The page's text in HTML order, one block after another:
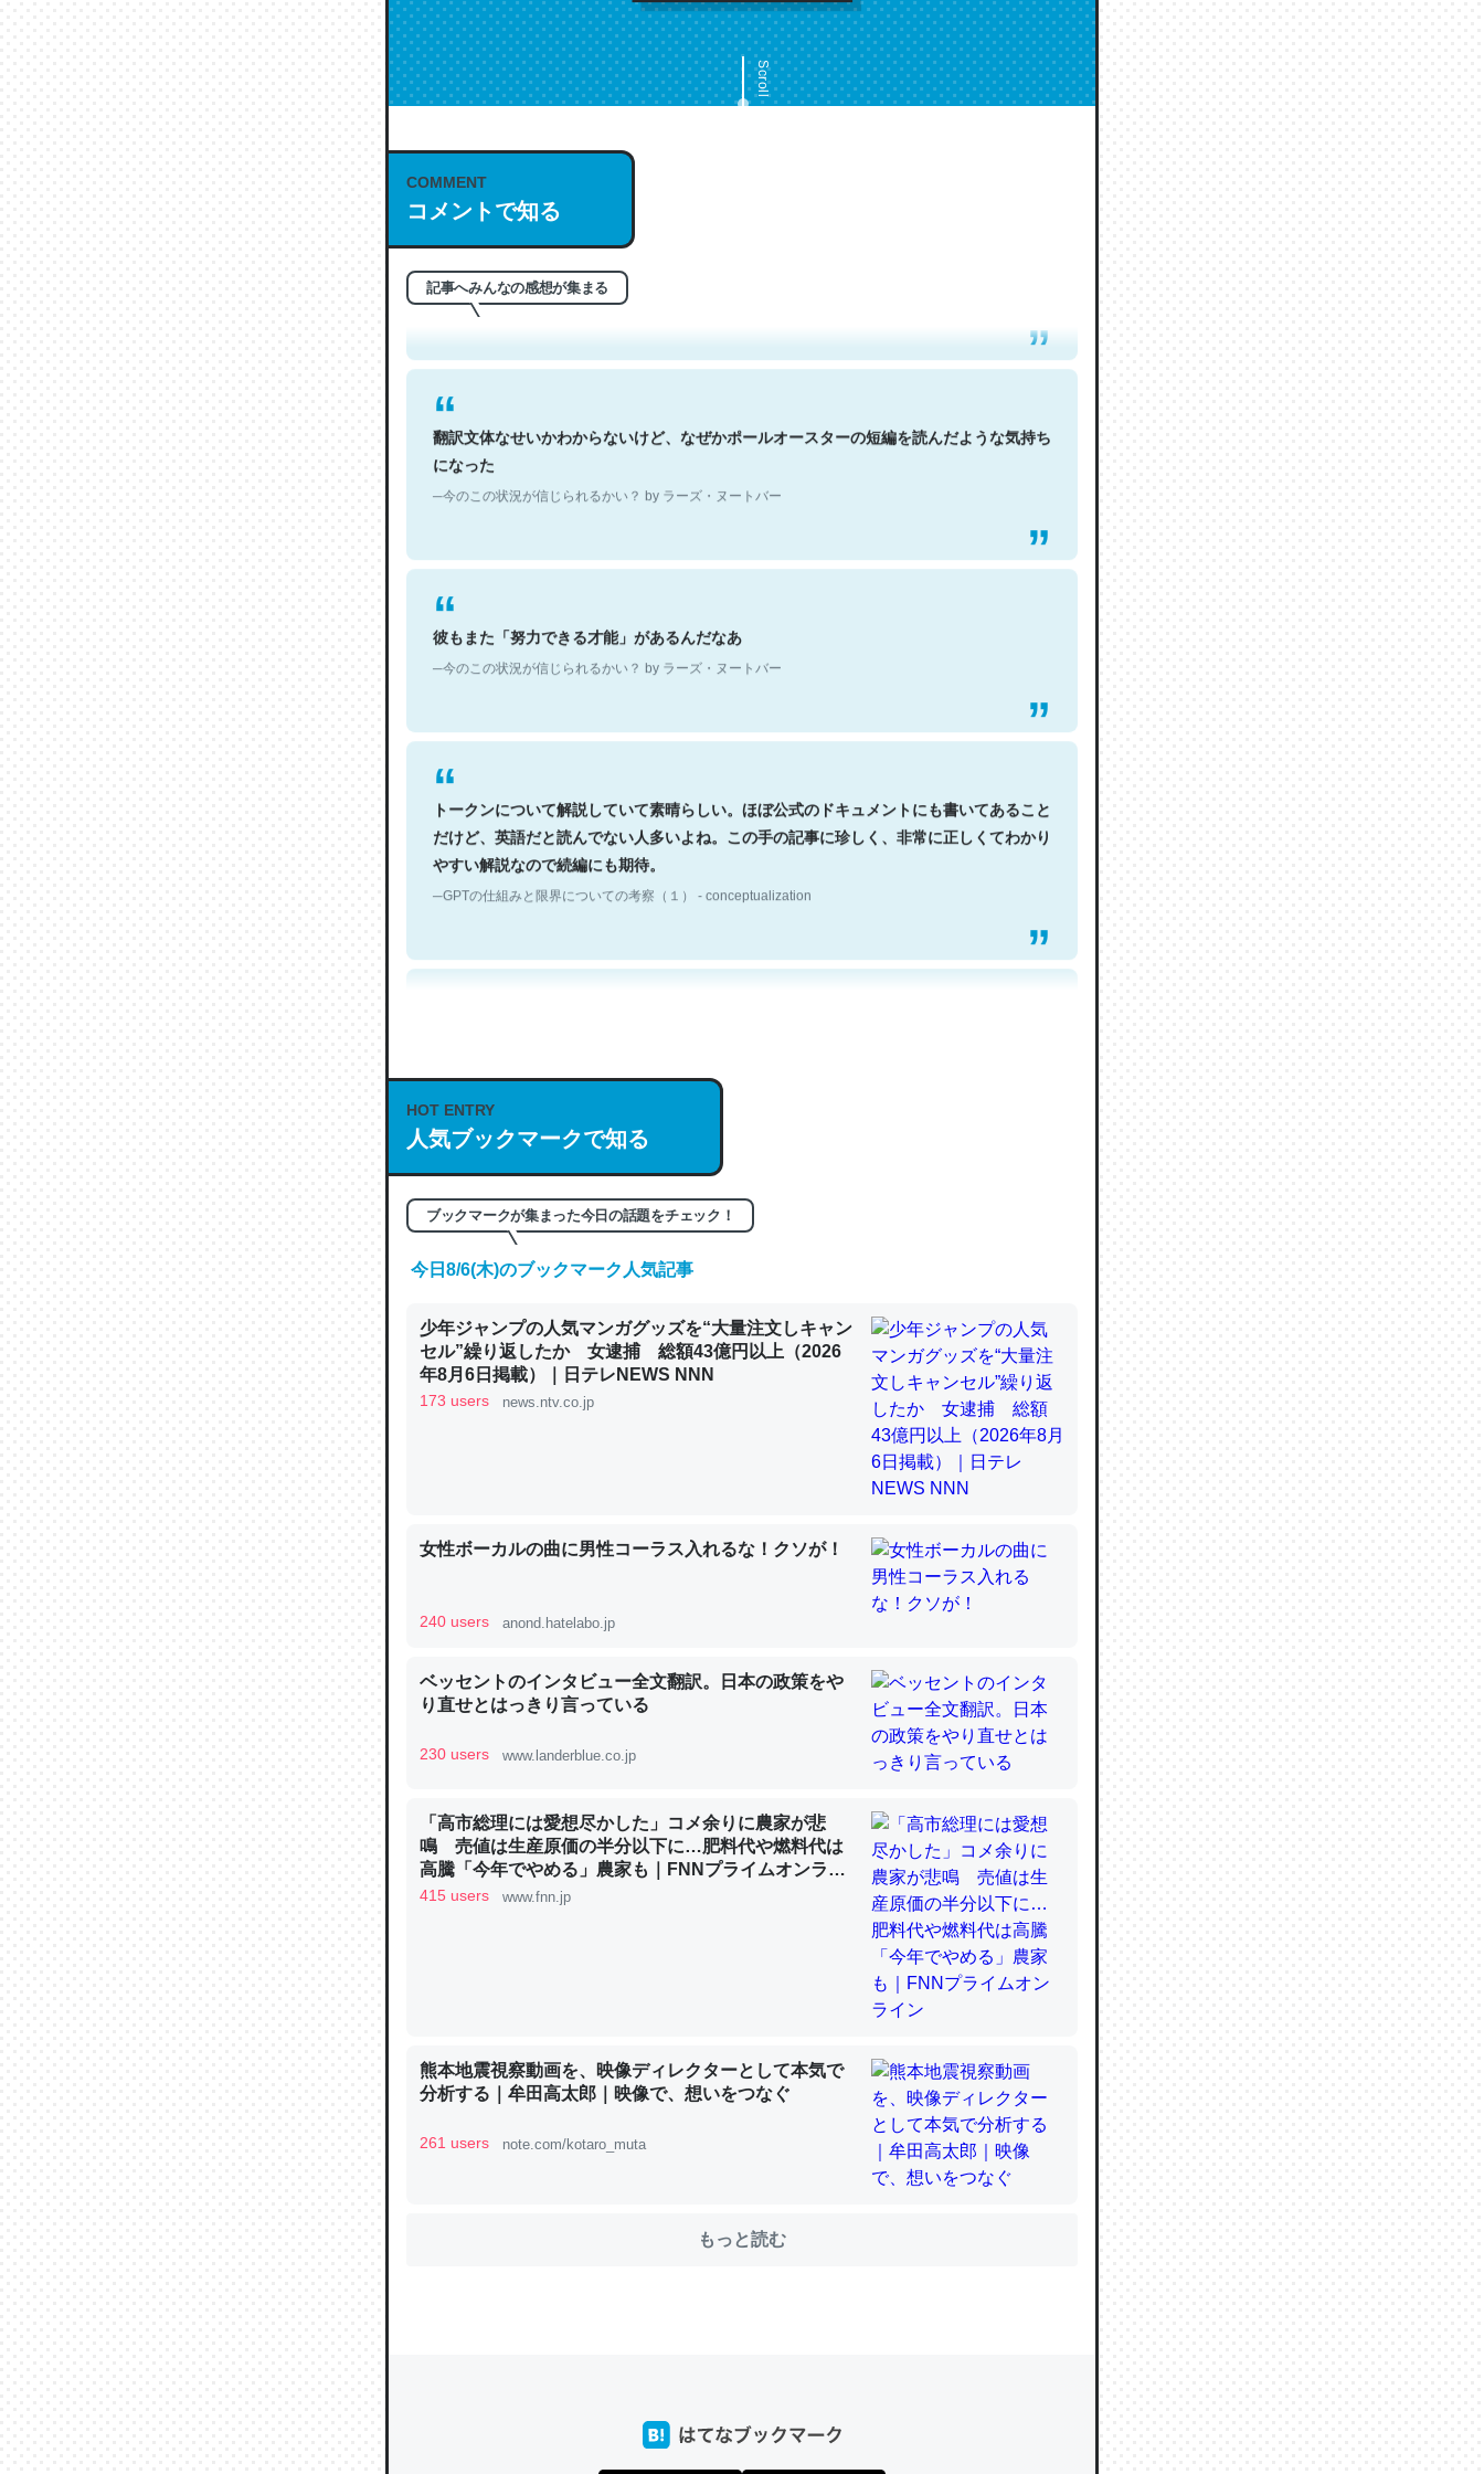
Scroll
COMMENT
コメントで知る
記事へみんなの感想が集まる
これは名文。彼はとてもクレバーなんだろうなと凄く思う。英語少しでも読める人は原文
もお勧め。自分はこの流れ好き。Let’s Fucking Go. Then Covid hit. Shit.
─今のこの状況が信じられるかい？ by ラーズ・ヌートバー
翻訳文体なせいかわからないけど、なぜかポールオースターの短編を読んだような気持ち
になった
─今のこの状況が信じられるかい？ by ラーズ・ヌートバー
彼もまた「努力できる才能」があるんだなあ
─今のこの状況が信じられるかい？ by ラーズ・ヌートバー
トークンについて解説していて素晴らしい。ほぼ公式のドキュメントにも書いてあること
だけど、英語だと読んでない人多いよね。この手の記事に珍しく、非常に正しくてわかり
やすい解説なので続編にも期待。
─GPTの仕組みと限界についての考察（１） - conceptualization
これは良記事。32768トークンだと英語小説100ページ分くらい。小説でいう「ずっと前
の伏線」は回収されないけど、短期記憶というには多い分量。進化すればするほど分かり
やすく強くなりそう
昆虫ってカルシウム少ないのか。知らんかった。調べたらコオロギのカルシウム分はエビ
は」とあって面白い。海にいる鋏角類（カブトガニ・ウミグモ）はカルシウムを使わずキ
チンを強化してる筈だが、酵素が違うのか？
─ニュース :: 【研究発表】昆虫学の大問題＝「昆虫はなぜ海にいないのか」に関する新仮説
これを元に考えるとカルシウムを大量に使う脊椎動物と貝類は苦労してるんだな…。腹足
類だと殻を無くしてナメクジになったり努力してるし。
─ニュース :: 【研究発表】昆虫学の大問題＝「昆虫はなぜ海にいないのか」に関する新仮説
ウチもEchoを実家に置いて４年。でたまに覗いてる。ぼちぼちRingも置こうかと画策
中。あと、Googleマップで位置情報を共有してる。電池残量や充電中かが分かるのでこ
─たまにLINEするくらいだった遠方の父67歳と僕。ITツール導入でコミュニケーションが劇的に変化し
HOT ENTRY
人気ブックマークで知る
ブックマークが集まった今日の話題をチェック！
今日8/6(木)のブックマーク人気記事
少年ジャンプの人気マンガグッズを“大量注文しキャン
セル”繰り返したか 女逮捕 総額43億円以上（2026
年8月6日掲載）｜日テレNEWS NNN
173 users news.ntv.co.jp
女性ボーカルの曲に男性コーラス入れるな！クソが！
240 users anond.hatelabo.jp
ベッセントのインタビュー全文翻訳。日本の政策をや
り直せとはっきり言っている
230 users www.landerblue.co.jp
「高市総理には愛想尽かした」コメ余りに農家が悲
鳴 売値は生産原価の半分以下に…肥料代や燃料代は
高騰「今年でやめる」農家も｜FNNプライムオンライ
ン
415 users www.fnn.jp
熊本地震視察動画を、映像ディレクターとして本気で
分析する｜牟田高太郎｜映像で、想いをつなぐ
261 users note.com/kotaro_muta
もっと読む